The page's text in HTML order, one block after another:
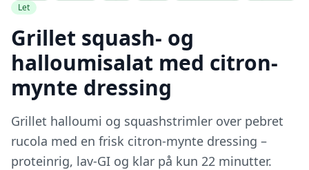
Let
Grillet squash- og
halloumisalat med citron-
mynte dressing
Grillet halloumi og squashstrimler over pebret
rucola med en frisk citron-mynte dressing –
proteinrig, lav-GI og klar på kun 22 minutter.